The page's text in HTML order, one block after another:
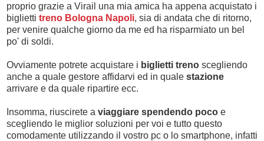
proprio grazie a Virail una mia amica ha appena acquistato i
biglietti treno Bologna Napoli, sia di andata che di ritorno,
per venire qualche giorno da me ed ha risparmiato un bel
po' di soldi.
Ovviamente potrete acquistare i biglietti treno scegliendo
anche a quale gestore affidarvi ed in quale stazione
arrivare e da quale ripartire ecc.
Insomma, riuscirete a viaggiare spendendo poco e
scegliendo le miglior soluzioni per voi e tutto questo
comodamente utilizzando il vostro pc o lo smartphone, infatti